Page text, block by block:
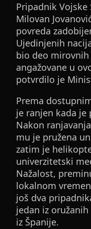
Pripadnik
Milovan
povreda
Ujedinjenih
bio deo mirovnih
angažovane u
potvrdilo je
Prema
je ranjen kada je
Nakon
mu je pružena
zatim je
univerzitetski
Nažalost,
lokalnom
još dva
jedan iz
iz Španije.